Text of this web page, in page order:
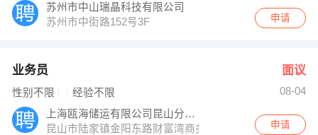
苏州市中山瑞晶科技有限公司
苏州市中街路152号3F
申请
业务员 面议
性别不限 经验不限
08-04
上海瓯海储运有限公司昆山分公司
昆山市陆家镇金阳东路财富湾商务广场1幢107号申请